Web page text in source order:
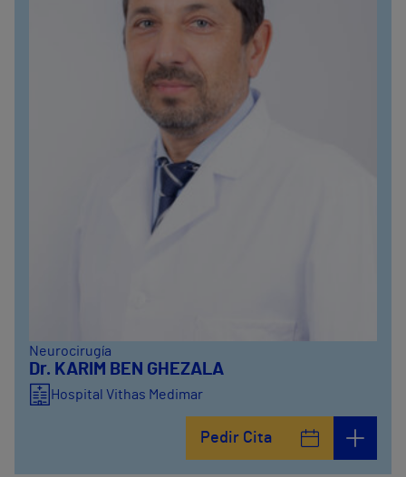
Neurocirugía
Dr. KARIM BEN GHEZALA
Hospital Vithas Medimar
Pedir Cita